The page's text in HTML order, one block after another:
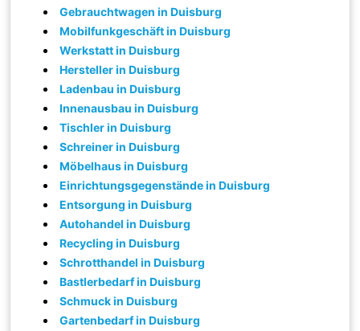
Gebrauchtwagen in Duisburg
Mobilfunkgeschäft in Duisburg
Werkstatt in Duisburg
Hersteller in Duisburg
Ladenbau in Duisburg
Innenausbau in Duisburg
Tischler in Duisburg
Schreiner in Duisburg
Möbelhaus in Duisburg
Einrichtungsgegenstände in Duisburg
Entsorgung in Duisburg
Autohandel in Duisburg
Recycling in Duisburg
Schrotthandel in Duisburg
Bastlerbedarf in Duisburg
Schmuck in Duisburg
Gartenbedarf in Duisburg